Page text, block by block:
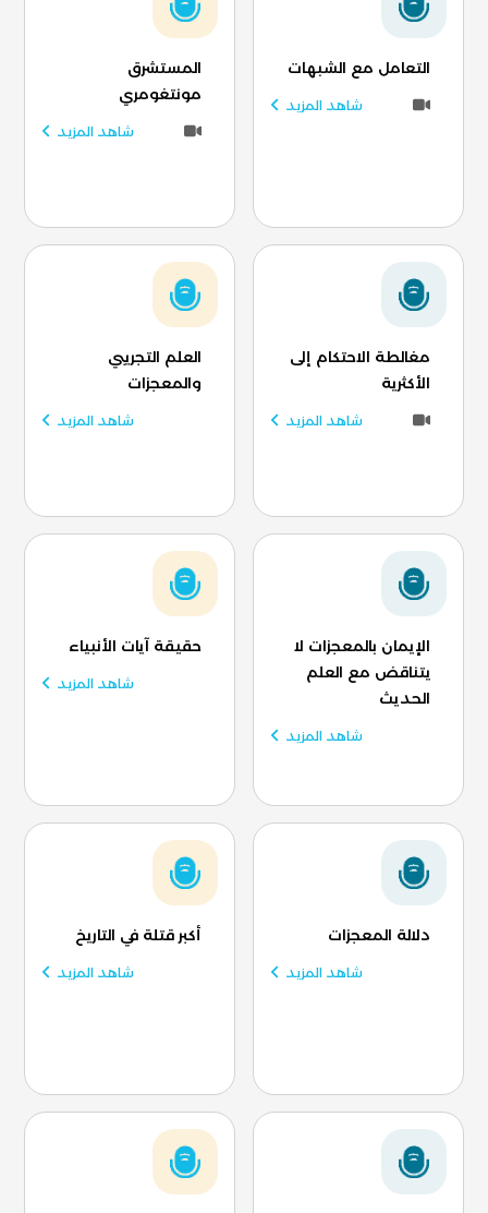
التعامل مع الشبهات
شاهد المزيد
المستشرق
مونتغومري
شاهد المزيد
مغالطة الاحتكام إلى
الأكثرية
شاهد المزيد
العلم التجريبي
والمعجزات
شاهد المزيد
الإيمان بالمعجزات لا
يتناقض مع العلم
الحديث
شاهد المزيد
حقيقة آيات الأنبياء
شاهد المزيد
دلالة المعجزات
شاهد المزيد
أكبر قتلة في التاريخ
شاهد المزيد